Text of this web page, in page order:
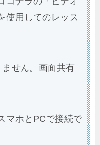
使用してのレッス
せん。画面共有
マホとPCで接続で